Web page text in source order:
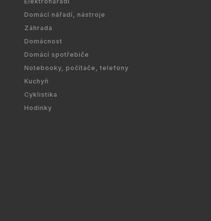
Domácí nářadí, nástroje
Záhrada
Domácnost
Domácí spotřebiče
Notebooky, počítače, telefony
Kuchyň
Cyklistika
Hodinky